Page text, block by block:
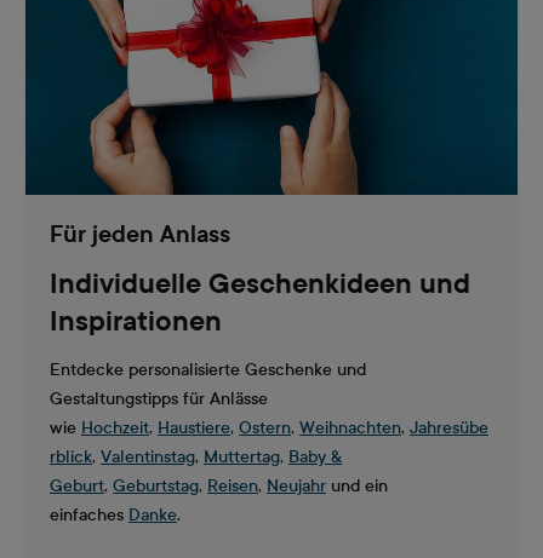
Für jeden Anlass
Individuelle Geschenkideen und
Inspirationen
Entdecke personalisierte Geschenke und
Gestaltungstipps für Anlässe
wie Hochzeit, Haustiere, Ostern, Weihnachten, Jahresübe
rblick, Valentinstag, Muttertag, Baby &
Geburt, Geburtstag, Reisen, Neujahr und ein
einfaches Danke.